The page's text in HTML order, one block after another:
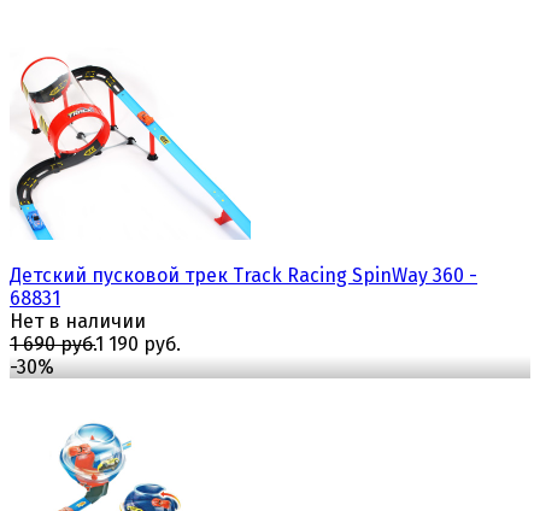
избранноесравнить
избранное сравнить
Детский пусковой трек Track Racing SpinWay 360 -
68831
Нет в наличии
1 690 руб.1 190 руб.
-30%